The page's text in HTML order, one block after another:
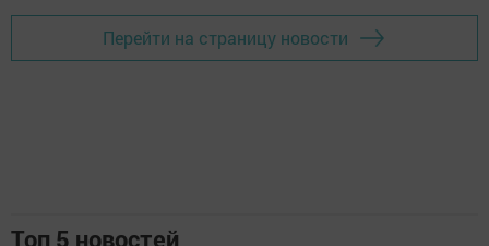
Перейти на страницу новости
Топ 5 новостей